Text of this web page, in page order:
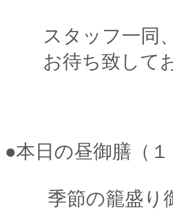
スタッフ一同、
お待ち致してお
●本日の昼御膳（
季節の籠盛り